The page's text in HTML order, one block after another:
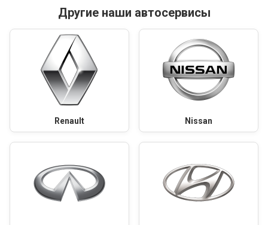
Другие наши автосервисы
Renault Nissan